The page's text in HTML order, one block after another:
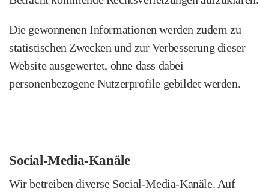
Die gewonnenen Informationen werden zudem zu
statistischen Zwecken und zur Verbesserung dieser
Website ausgewertet, ohne dass dabei
personenbezogene Nutzerprofile gebildet werden.
Social-Media-Kanäle
Wir betreiben diverse Social-Media-Kanäle. Auf